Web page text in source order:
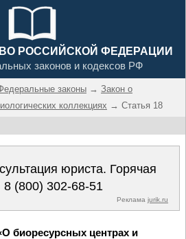
РОССИЙСКОЙ ФЕДЕРАЦИИ
законов и кодексов РФ
законы → Закон о
коллекциях → Статья 18
юриста. Горячая
8 (800) 302-68-51
Реклама jurik.ru
биоресурсных центрах и